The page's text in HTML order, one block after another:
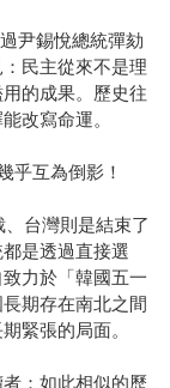
尹錫悅總統彈劾
民主從來不是理
的成果。歷史往
改寫命運。
乎互為倒影！
台灣則是結束了
是透過直接選
力於「韓國五一
期存在南北之間
緊張的局面。
：如此相似的歷